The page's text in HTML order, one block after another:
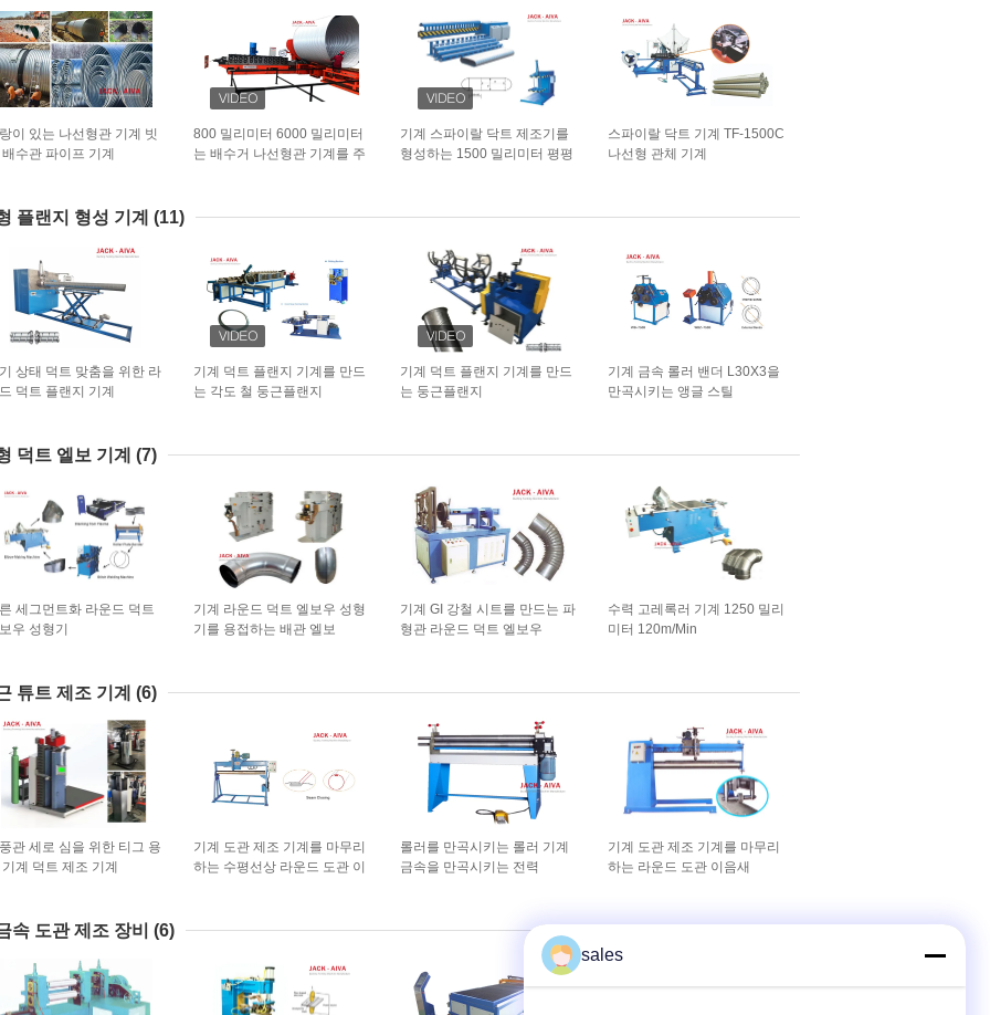
이 있는 나선형관 기계 빗
배수관 파이프 기계
800 밀리미터 6000 밀리미터
는 배수거 나선형관 기계를 주
기계 스파이랄 닥트 제조기를
형성하는 1500 밀리미터 평평
스파이랄 닥트 기계 TF-1500C
나선형 관체 기계
플랜지 형성 기계 (11)
상태 덕트 맞춤을 위한 라
덕트 플랜지 기계
기계 덕트 플랜지 기계를 만드
는 각도 철 둥근플랜지
기계 덕트 플랜지 기계를 만드
는 둥근플랜지
기계 금속 롤러 밴더 L30X3을
만곡시키는 앵글 스틸
덕트 엘보 기계 (7)
세그먼트화 라운드 덕트
우 성형기
기계 라운드 덕트 엘보우 성형
기를 용접하는 배관 엘보
기계 GI 강철 시트를 만드는 파
형관 라운드 덕트 엘보우
수력 고레록러 기계 1250 밀리
미터 120m/Min
튜트 제조 기계 (6)
관 세로 심을 위한 티그 용
기계 덕트 제조 기계
기계 도관 제조 기계를 마무리
하는 수평선상 라운드 도관 이
롤러를 만곡시키는 롤러 기계
금속을 만곡시키는 전력
기계 도관 제조 기계를 마무리
하는 라운드 도관 이음새
속 도관 제조 장비 (6)
sales